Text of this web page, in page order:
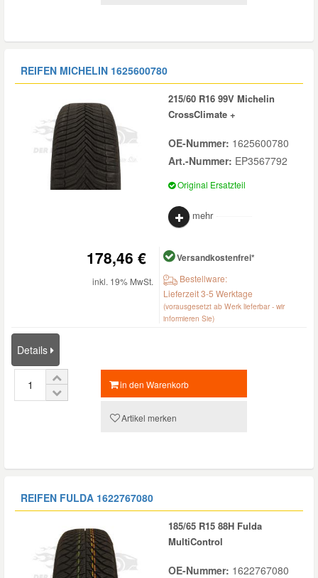
REIFEN MICHELIN 1625600780
215/60 R16 99V Michelin
CrossClimate +
OE-Nummer: 1625600780
Art.-Nummer: EP3567792
Original Ersatzteil
mehr
178,46 €
inkl. 19% MwSt.
Versandkostenfrei*
Bestellware:
Lieferzeit 3-5 Werktage
(vorausgesetzt ab Werk lieferbar - wir
informieren Sie)
Details
in den Warenkorb
Artikel merken
REIFEN FULDA 1622767080
185/65 R15 88H Fulda
MultiControl
OE-Nummer: 1622767080
Zündanlage und Glühanlage
Winter-Autozubehör
Daihatsu Ersatzteile
Dodge Ersatzteile
Honda Ersatzteile
Hyundai Ersatzteile
Kia Ersatzteile
Mazda Ersatzteile
Mercedes Ersatzteile
Mitsubishi Ersatzteile
Nissan Ersatzteile
Porsche Ersatzteile